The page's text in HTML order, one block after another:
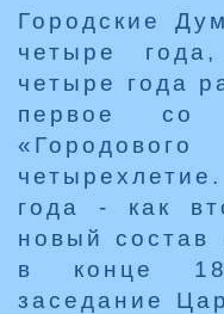
Городские
четыре
четыре года
первое со
года - как
новый состав
в конце
заседание